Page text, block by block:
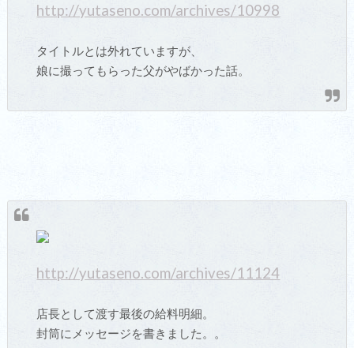
http://yutaseno.com/archives/10998
タイトルとは外れていますが、
娘に撮ってもらった父がやばかった話。
http://yutaseno.com/archives/11124
店長として渡す最後の給料明細。
封筒にメッセージを書きました。。